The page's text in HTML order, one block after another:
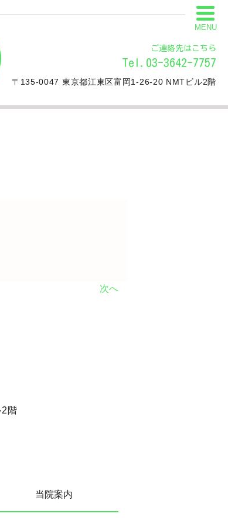
MENU
ご連絡先はこちら
Tel.03-3642-7757
〒135-0047 東京都江東区富岡1-26-20 NMTビル2階
次へ
階
当院案内